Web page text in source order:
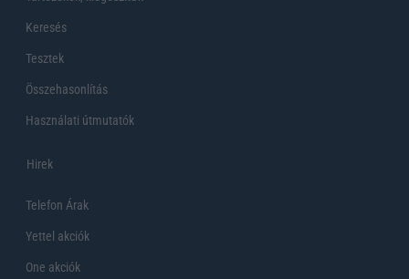
Keresés
Tesztek
Összehasonlítás
Használati útmutatók
Hirek
Telefon Árak
Yettel akciók
One akciók